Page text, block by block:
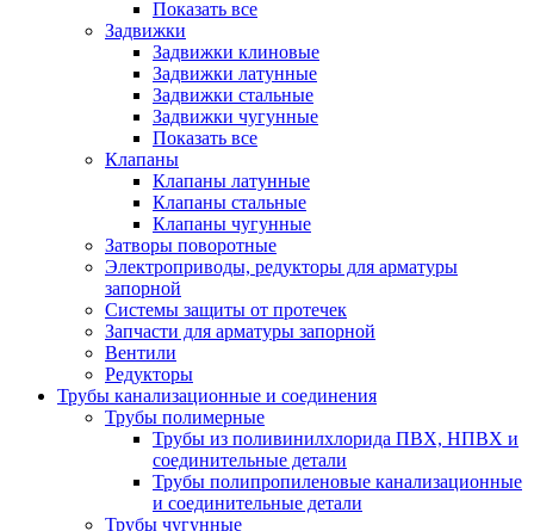
Показать все
Задвижки
Задвижки клиновые
Задвижки латунные
Задвижки стальные
Задвижки чугунные
Показать все
Клапаны
Клапаны латунные
Клапаны стальные
Клапаны чугунные
Затворы поворотные
Электроприводы, редукторы для арматуры
запорной
Системы защиты от протечек
Запчасти для арматуры запорной
Вентили
Редукторы
Трубы канализационные и соединения
Трубы полимерные
Трубы из поливинилхлорида ПВХ, НПВХ и
соединительные детали
Трубы полипропиленовые канализационные
и соединительные детали
Трубы чугунные